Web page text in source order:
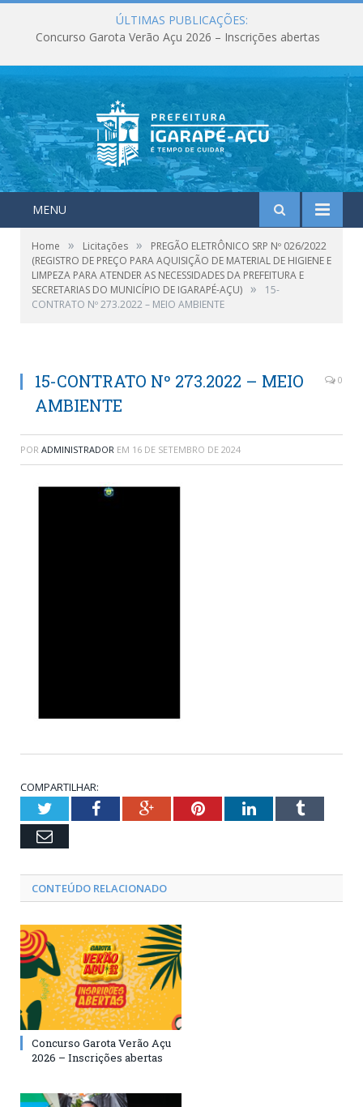
ÚLTIMAS PUBLICAÇÕES:
Concurso Garota Verão Açu 2026 – Inscrições abertas
MENU
Home » Licitações »
PREGÃO ELETRÔNICO SRP Nº 026/2022
(REGISTRO DE PREÇO PARA AQUISIÇÃO DE MATERIAL DE HIGIENE E
LIMPEZA PARA ATENDER AS NECESSIDADES DA PREFEITURA E
SECRETARIAS DO MUNICÍPIO DE IGARAPÉ-AÇU) »
15-
CONTRATO Nº 273.2022 – MEIO AMBIENTE
15-CONTRATO Nº 273.2022 – MEIO
AMBIENTE
0
POR ADMINISTRADOR EM 16 DE SETEMBRO DE 2024
COMPARTILHAR:
TwitterFacebookGoogle+PinterestLinkedInTumblr
Email
CONTEÚDO RELACIONADO
Concurso Garota Verão Açu
2026 – Inscrições abertas